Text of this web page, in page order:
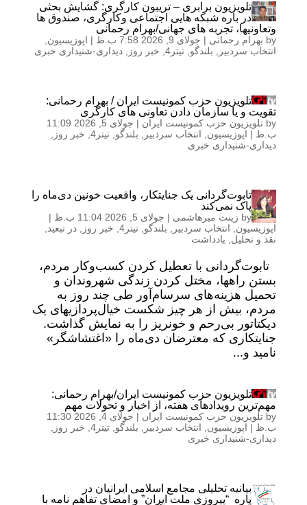
تلویزیون برابری – تریبون کارگری: گشایش بحثی
در باره شبکه هایی اجتماعی وکارگری، صندوق ها
وتعاونیها، تجربه های جهانی/بهرام رحمانی
by بهرام رحمانی | جولای 9, 2026 7:58 ب.ظ | اپوزیسیون
انتخاب سردبیر
بلندگو تیتر4 , خبر روز دیداری-شنیداری خبری
تلویزیون حزب کمونیست ایران / بهرام رحمانی:
تقویت و یا سازمان دادن تعاونی های کارگری
by تلویزیون حزب کمونیست ایران |
جولای 5, 2026 11:09
ب.ظ | اپوزیسیون انتخاب سردبیر بلندگو تیتر4 , خبر روز
دیداری-شنیداری خبری
تابوت‌گردانی یک جنایتکار، واقعیت خونین دی‌ماه را
پاک نمی‌کند
by زینت میرهاشمی | جولای 5, 2026 11:04 ب.ظ
|
اپوزیسیون
انتخاب سردبیر بلندگو تیتر4 , خبر روز در تبعید
نقد و تحلیل
یادداشت
تابوت‌گردانی با تعطیل کردن کسب‌وکار مردم،
بستن راهها، مختل کردن زندگی شهروندان و
تحمیل هزینه‌های سرسام‌آور طی چند روز به
مردم، بیش از هر چیز شکست خیال‌پردازیهای یک
دیکتاتور بی‌رحم و خونریز را به نمایش گذاشت.
جنایتکاری که معترضان دی‌ماه را «اغتشاشگر»
نامید و...
تلویزیون حزب کمونیست ایران/بهرام رحمانی:
مهم‌ترین رویدادهای هفته، از اخبار و تحولات مهم
by تلویزیون حزب کمونیست ایران |
جولای 4, 2026 11:30
ب.ظ | اپوزیسیون انتخاب سردبیر بلندگو تیتر4 , خبر روز
دیداری-شنیداری خبری
بیانیه تحلیلی مجامع اسلامی ایرانیان در
باره “پیروزی ملت ایران” و امضای تفاهم نامه با